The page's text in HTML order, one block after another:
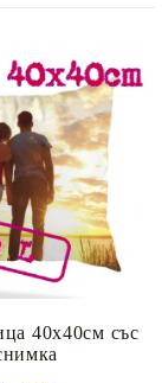
40х40см със